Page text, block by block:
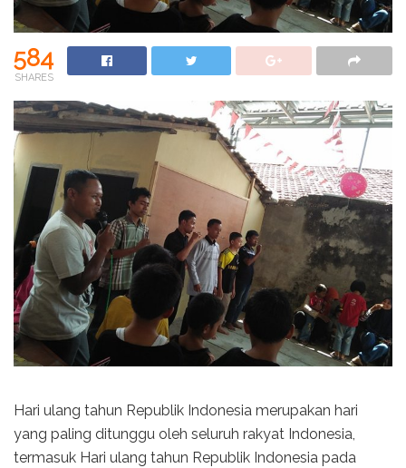
584
SHARES
Hari ulang tahun Republik Indonesia merupakan hari
yang paling ditunggu oleh seluruh rakyat Indonesia,
termasuk Hari ulang tahun Republik Indonesia pada